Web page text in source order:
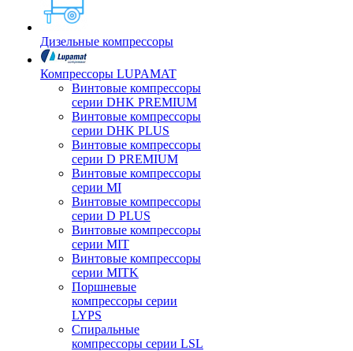
Дизельные компрессоры
Компрессоры LUPAMAT
Винтовые компрессоры
серии DHK PREMIUM
Винтовые компрессоры
серии DHK PLUS
Винтовые компрессоры
серии D PREMIUM
Винтовые компрессоры
серии MI
Винтовые компрессоры
серии D PLUS
Винтовые компрессоры
серии MIT
Винтовые компрессоры
серии MITK
Поршневые
компрессоры серии
LYPS
Спиральные
компрессоры серии LSL